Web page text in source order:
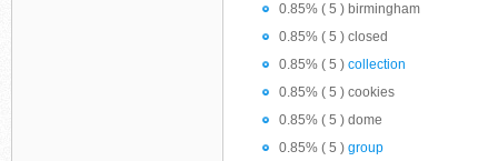
0.85% ( 5 ) birmingham
0.85% ( 5 ) closed
0.85% ( 5 ) collection
0.85% ( 5 ) cookies
0.85% ( 5 ) dome
0.85% ( 5 ) group